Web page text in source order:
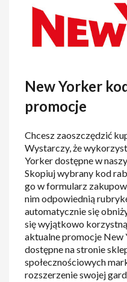
New Yorker
promocje
Chcesz zaoszczędzić
Wystarczy, że
Yorker dostępne w
Skopiuj wybrany kod
go w formularz
nim odpowiednią
automatycznie się
się wyjątkowo
aktualne promocje
dostępne na stronie
społecznościowych
rozszerzenie swojej